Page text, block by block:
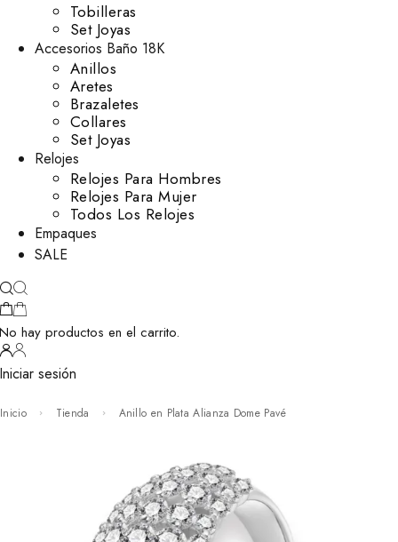
Tobilleras
Set Joyas
Accesorios Baño 18K
Anillos
Aretes
Brazaletes
Collares
Set Joyas
Relojes
Relojes Para Hombres
Relojes Para Mujer
Todos Los Relojes
Empaques
SALE
hay productos en el carrito.
sesión
Inicio Tienda Anillo en Plata Alianza Dome Pavé